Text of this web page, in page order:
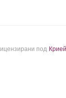
под